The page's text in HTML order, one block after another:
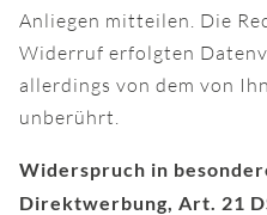
Anliegen mitteilen. Die
Widerruf erfolgten
allerdings von dem von
unberührt.
Widerspruch in
Direktwerbung, Art. 21